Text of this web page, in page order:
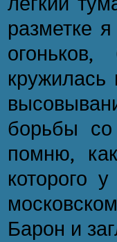
разметке
борьбы
помню,
которого
Барон и